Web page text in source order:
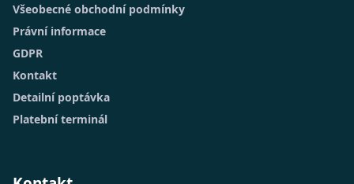
Všeobecné obchodní podmínky
Právní informace
GDPR
Kontakt
Detailní poptávka
Platební terminál